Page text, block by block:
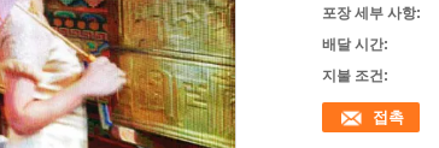
포장 세부 사항:
배달 시간:
지불 조건:
접촉